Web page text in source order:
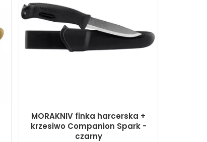
MORAKNIV finka harcerska +
krzesiwo Companion Spark -
czarny